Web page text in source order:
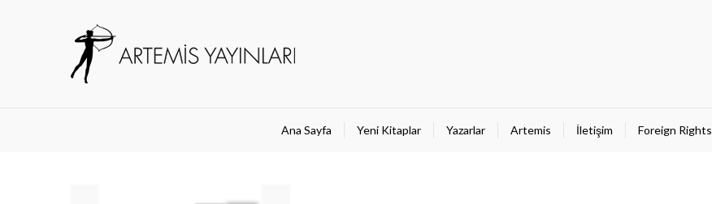
Ana Sayfa Yeni Kitaplar Yazarlar Artemis İletişim Foreign Rights